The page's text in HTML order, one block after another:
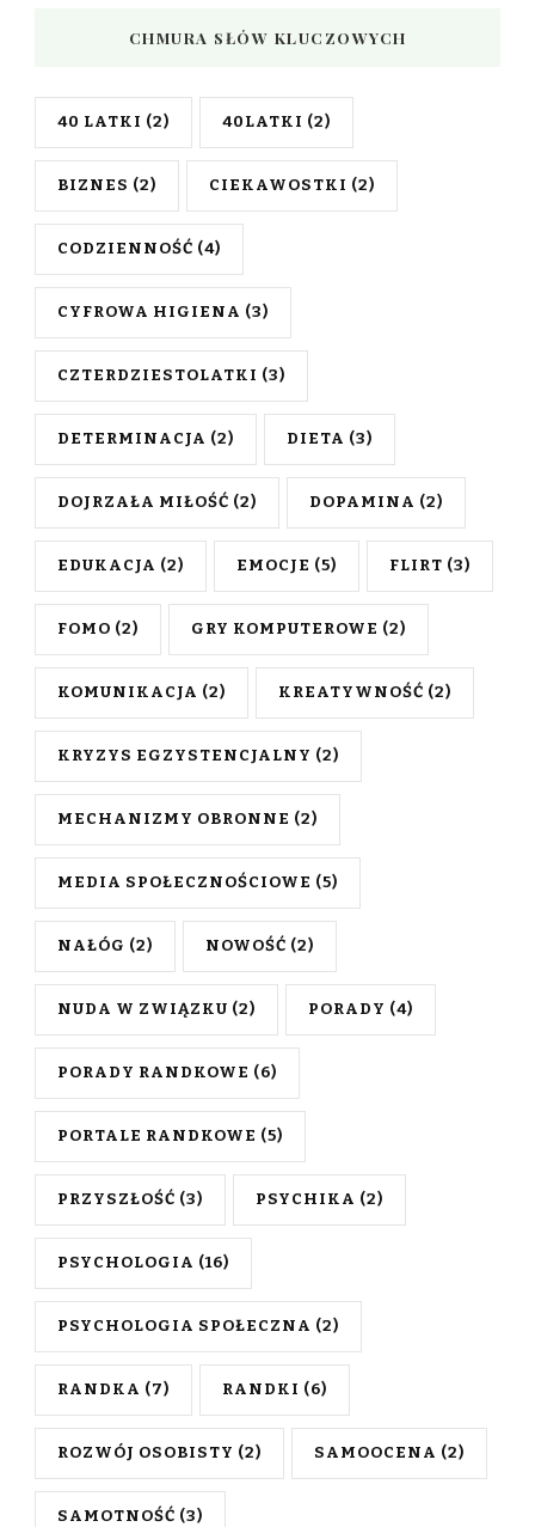
CHMURA SŁÓW KLUCZOWYCH
40 LATKI (2) 40LATKI (2)
BIZNES (2) CIEKAWOSTKI (2)
CODZIENNOŚĆ (4)
CYFROWA HIGIENA (3)
CZTERDZIESTOLATKI (3)
DETERMINACJA (2) DIETA (3)
DOJRZAŁA MIŁOŚĆ (2) DOPAMINA (2)
EDUKACJA (2) EMOCJE (5) FLIRT (3)
FOMO (2) GRY KOMPUTEROWE (2)
KOMUNIKACJA (2) KREATYWNOŚĆ (2)
KRYZYS EGZYSTENCJALNY (2)
MECHANIZMY OBRONNE (2)
MEDIA SPOŁECZNOŚCIOWE (5)
NAŁÓG (2) NOWOŚĆ (2)
NUDA W ZWIĄZKU (2) PORADY (4)
PORADY RANDKOWE (6)
PORTALE RANDKOWE (5)
PRZYSZŁOŚĆ (3) PSYCHIKA (2)
PSYCHOLOGIA (16)
PSYCHOLOGIA SPOŁECZNA (2)
RANDKA (7) RANDKI (6)
ROZWÓJ OSOBISTY (2) SAMOOCENA (2)
SAMOTNOŚĆ (3)